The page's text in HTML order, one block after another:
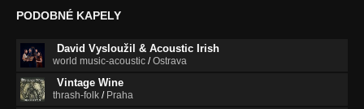
PODOBNÉ KAPELY
David Vysloužil & Acoustic Irish
world music-acoustic /Ostrava
Vintage Wine
thrash-folk / Praha